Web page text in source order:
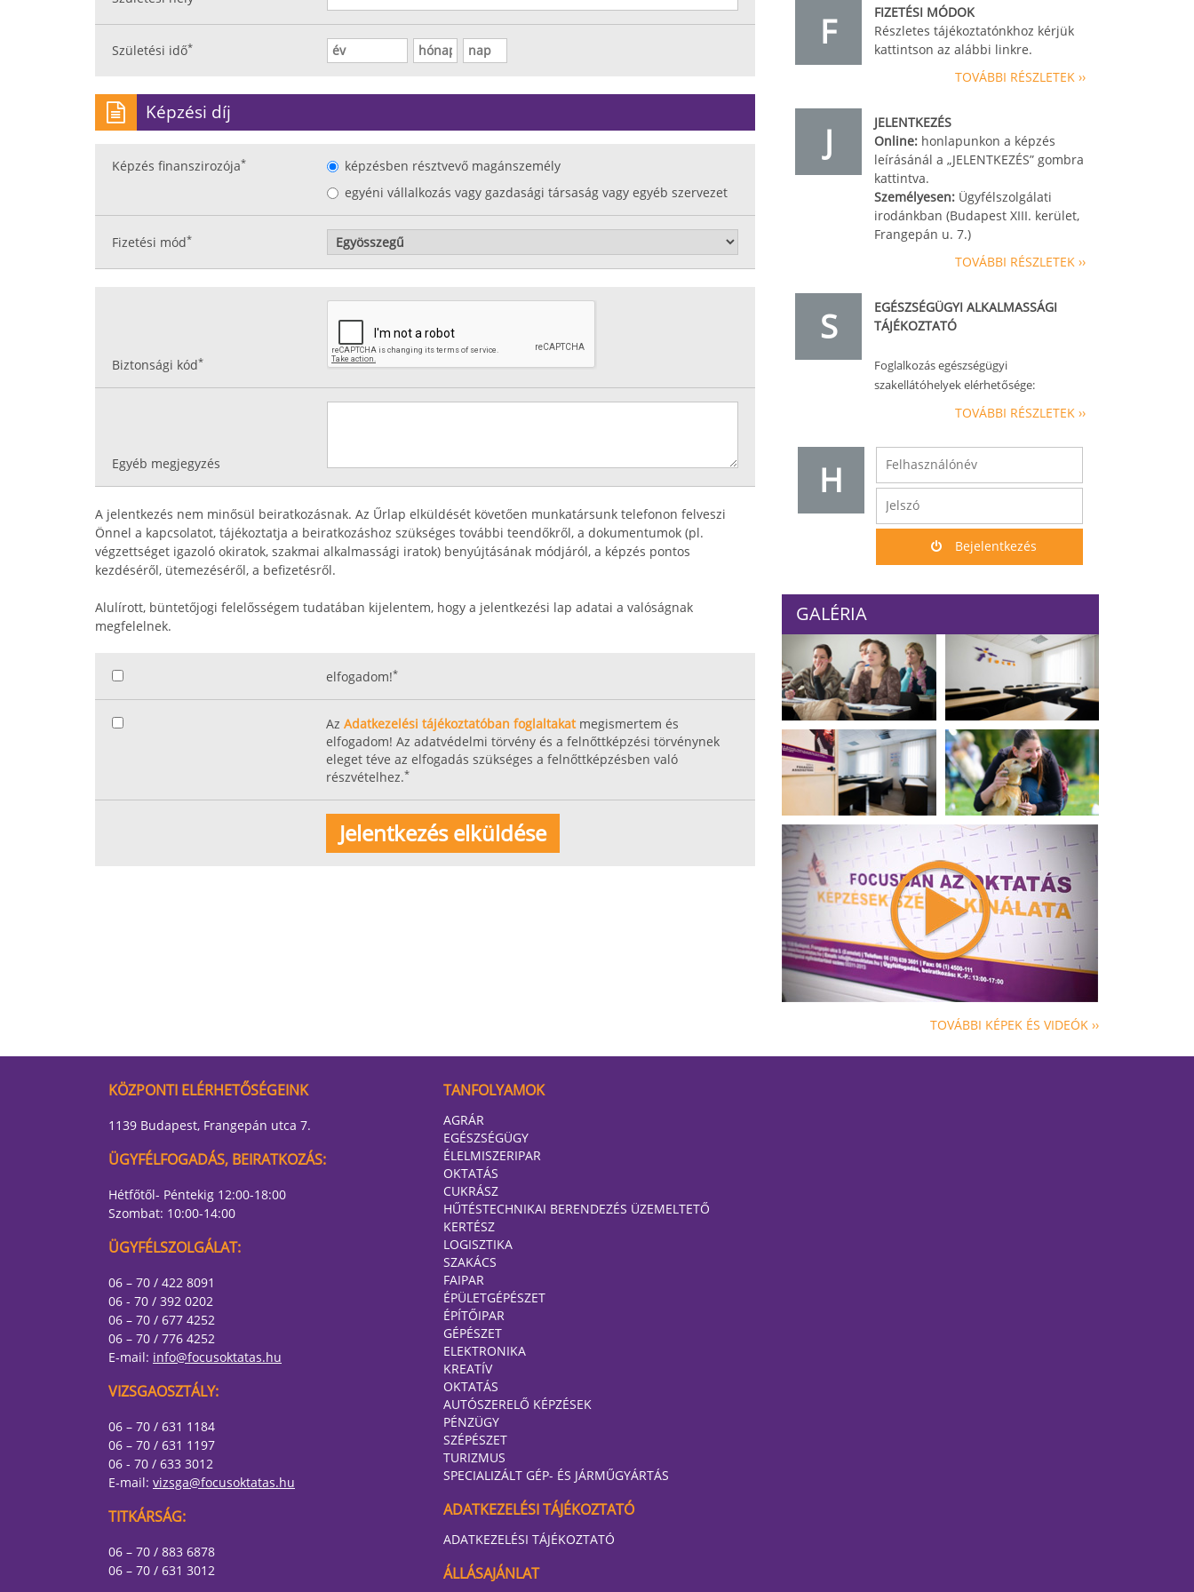
Születési idő*
Képzési díj
Képzés finanszirozója*
képzésben résztvevő magánszemély
egyéni vállalkozás vagy gazdasági társaság vagy egyéb szervezet
Fizetési mód*
Biztonsági kód*
Egyéb megjegyzés
A jelentkezés nem minősül beiratkozásnak. Az Űrlap elküldését követően munkatársunk telefonon felveszi
Önnel a kapcsolatot, tájékoztatja a beiratkozáshoz szükséges további teendőkről, a dokumentumok (pl.
végzettséget igazoló okiratok, szakmai alkalmassági iratok) benyújtásának módjáról, a képzés pontos
kezdéséről, ütemezéséről, a befizetésről.
Alulírott, büntetőjogi felelősségem tudatában kijelentem, hogy a jelentkezési lap adatai a valóságnak
megfelelnek.
elfogadom!*
Az Adatkezelési tájékoztatóban foglaltakatmegismertem és
elfogadom! Az adatvédelmi törvény és a felnőttképzési törvénynek
eleget téve az elfogadás szükséges a felnőttképzésben való
részvételhez.*
F
FIZETÉSI MÓDOK
Részletes tájékoztatónkhoz kérjük
kattintson az alábbi linkre.
TOVÁBBI RÉSZLETEK ››
J
JELENTKEZÉS
Online: honlapunkon a képzés
leírásánál a „JELENTKEZÉS” gombra
kattintva.
Személyesen: Ügyfélszolgálati
irodánkban (Budapest XIII. kerület,
Frangepán u. 7.)
TOVÁBBI RÉSZLETEK ››
S
EGÉSZSÉGÜGYI ALKALMASSÁGI
TÁJÉKOZTATÓ
Foglalkozás egészségügyi
szakellátóhelyek elérhetősége:
TOVÁBBI RÉSZLETEK ››
H
Bejelentkezés
GALÉRIA
TOVÁBBI KÉPEK ÉS VIDEÓK ››
KÖZPONTI ELÉRHETŐSÉGEINK
1139 Budapest, Frangepán utca 7.
ÜGYFÉLFOGADÁS, BEIRATKOZÁS:
Hétfőtől- Péntekig 12:00-18:00
Szombat: 10:00-14:00
ÜGYFÉLSZOLGÁLAT:
06 – 70 / 422 8091
06 - 70 / 392 0202
06 – 70 / 677 4252
06 – 70 / 776 4252
E-mail: info@focusoktatas.hu
VIZSGAOSZTÁLY:
06 – 70 / 631 1184
06 – 70 / 631 1197
06 - 70 / 633 3012
E-mail: vizsga@focusoktatas.hu
TITKÁRSÁG:
06 – 70 / 883 6878
06 – 70 / 631 3012
TANFOLYAMOK
AGRÁR
EGÉSZSÉGÜGY
ÉLELMISZERIPAR
OKTATÁS
CUKRÁSZ
HŰTÉSTECHNIKAI BERENDEZÉS ÜZEMELTETŐ
KERTÉSZ
LOGISZTIKA
SZAKÁCS
FAIPAR
ÉPÜLETGÉPÉSZET
ÉPÍTŐIPAR
GÉPÉSZET
ELEKTRONIKA
KREATÍV
OKTATÁS
AUTÓSZERELŐ KÉPZÉSEK
PÉNZÜGY
SZÉPÉSZET
TURIZMUS
SPECIALIZÁLT GÉP- ÉS JÁRMŰGYÁRTÁS
ADATKEZELÉSI TÁJÉKOZTATÓ
ADATKEZELÉSI TÁJÉKOZTATÓ
ÁLLÁSAJÁNLAT